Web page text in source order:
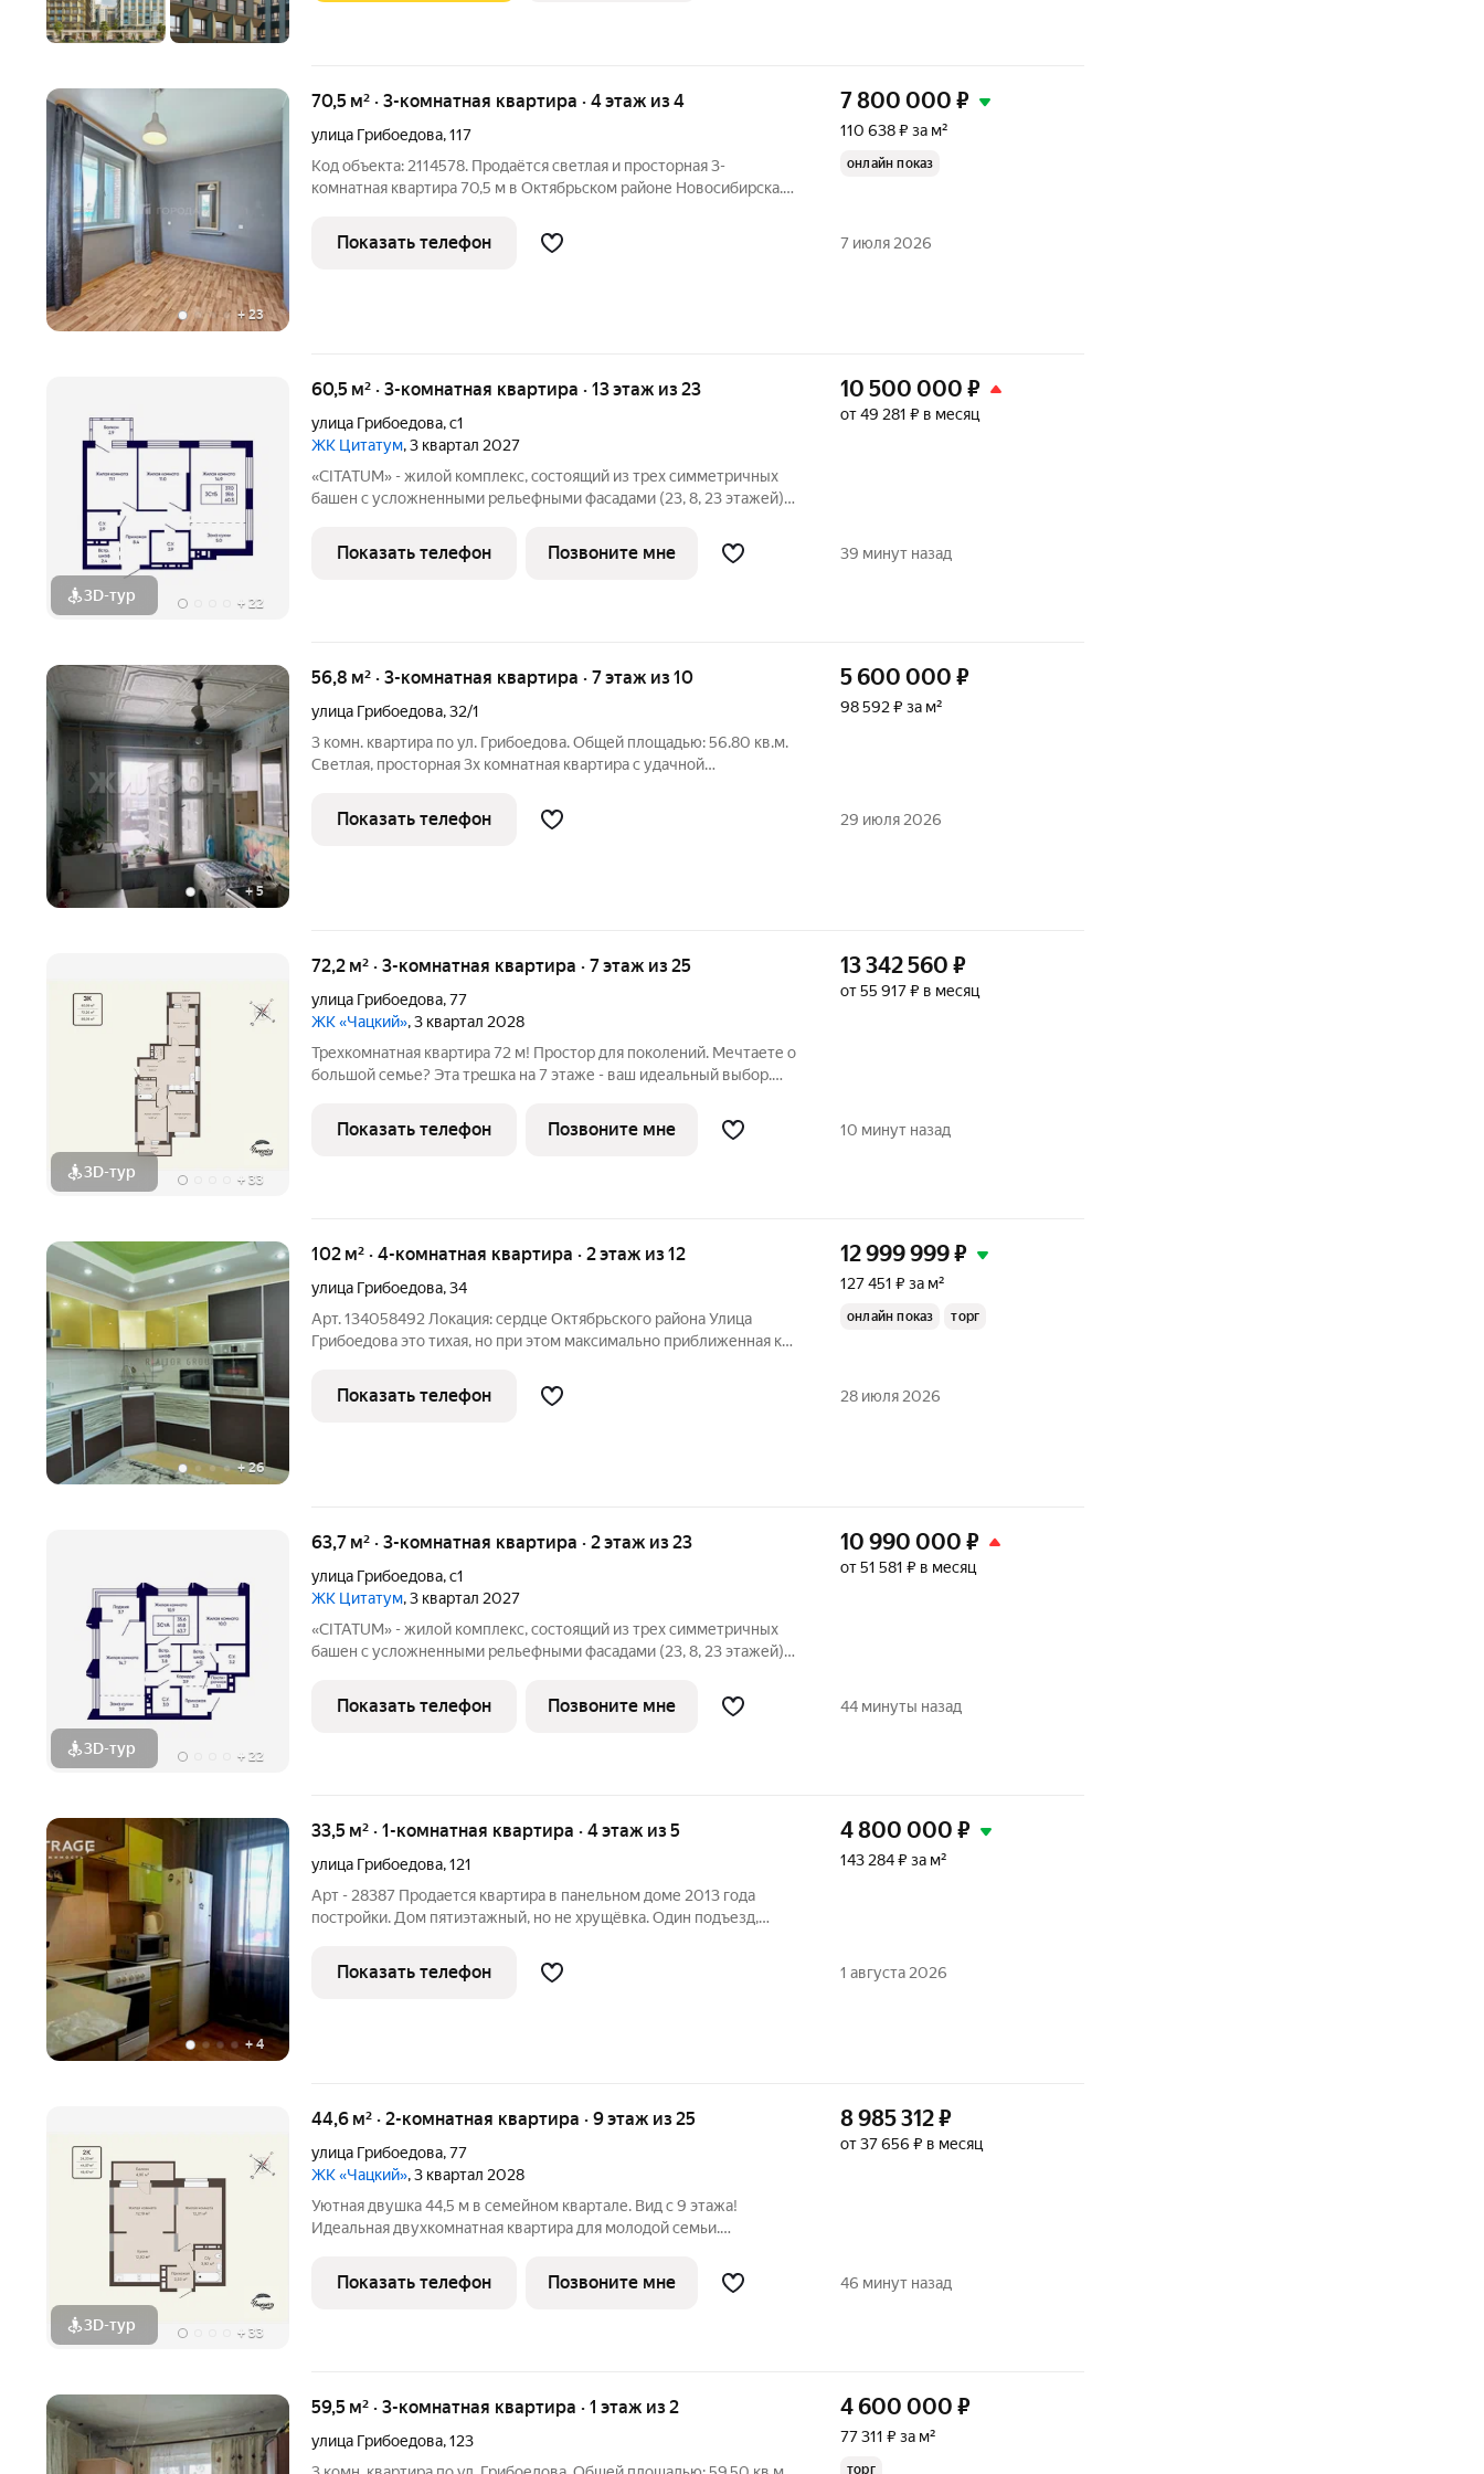
+23
70,5 м² · 3-комнатная квартира · 4 этаж из 4
улица Грибоедова,117
Код объекта: 2114578. Продаётся светлая и просторная 3-
комнатная квартира 70,5 м в Октябрьском районе Новосибирска.
Все комнаты изолированные; Потолки 2,9 м; Общая площадь 70,5
м Жилая
7 800 000 ₽
110 638 ₽ за м²
онлайн показ
Показать телефон 7 июля 2026
3D-тур + 22
60,5 м² · 3-комнатная квартира · 13 этаж из 23
улица Грибоедова,с1
ЖК Цитатум, 3 квартал 2027
«CITATUM» - жилой комплекс, состоящий из трех симметричных
башен с усложненными рельефными фасадами (23, 8, 23 этажей),
просторное дизайнерское лобби с консьержем и мягкой зоной
ожидания.
10 500 000 ₽
от 49 281 ₽ в месяц
Показать телефон Позвоните мне 39 минут назад
+5
56,8 м² · 3-комнатная квартира · 7 этаж из 10
улица Грибоедова,32/1
3 комн. квартира по ул. Грибоедова. Общей площадью: 56.80 кв.м.
Светлая, просторная 3х комнатная квартира с удачной
подъезд, хорошие соседи. Дом расположен в районе с развитой
инфраструктурой,
5 600 000 ₽
98 592 ₽ за м²
Показать телефон 29 июля 2026
3D-тур + 33
72,2 м² · 3-комнатная квартира · 7 этаж из 25
улица Грибоедова,77
ЖК «Чацкий», 3 квартал 2028
Трехкомнатная квартира 72 м! Простор для поколений. Мечтаете о
большой семье? Эта трешка на 7 этаже - ваш идеальный выбор.
ужином. ЖК «Чацкий» создан для таких историй: счастливых,
долгих и
13 342 560 ₽
от 55 917 ₽ в месяц
Показать телефон Позвоните мне 10 минут назад
+26
102 м² · 4-комнатная квартира · 2 этаж из 12
улица Грибоедова,34
Арт. 134058492 Локация: сердце Октябрьского района Улица
Грибоедова это тихая, но при этом максимально приближенная к
пешей доступности от ключевых точек притяжения города, но при
этом
12 999 999₽
127 451 ₽ за м²
онлайн показ торг
Показать телефон 28 июля 2026
3D-тур + 22
63,7 м² · 3-комнатная квартира · 2 этаж из 23
улица Грибоедова,с1
ЖК Цитатум, 3 квартал 2027
«CITATUM» - жилой комплекс, состоящий из трех симметричных
башен с усложненными рельефными фасадами (23, 8, 23 этажей),
просторное дизайнерское лобби с консьержем и мягкой зоной
ожидания.
10 990 000 ₽
от 51 581 ₽ в месяц
Показать телефон Позвоните мне 44 минуты назад
+4
33,5 м² · 1-комнатная квартира · 4 этаж из 5
улица Грибоедова,121
Арт - 28387 Продается квартира в панельном доме 2013 года
постройки. Дом пятиэтажный, но не хрущёвка. Один подъезд,
этаже, но в нашем крыле три. Очень красиво и чисто в подъездах,
на доме
4 800 000 ₽
143 284 ₽ за м²
Показать телефон 1 августа 2026
3D-тур + 33
44,6 м² · 2-комнатная квартира · 9 этаж из 25
улица Грибоедова,77
ЖК «Чацкий», 3 квартал 2028
Уютная двушка 44,5 м в семейном квартале. Вид с 9 этажа!
Идеальная двухкомнатная квартира для молодой семьи.
окнами. Этаж 9 - много света и воздуха. Подземный паркинг
защитит ваш второй дом -
8 985 312₽
от 37 656 ₽ в месяц
Показать телефон Позвоните мне 46 минут назад
59,5 м² · 3-комнатная квартира · 1 этаж из 2
улица Грибоедова,123
4 600 000 ₽
77 311 ₽ за м²
торг